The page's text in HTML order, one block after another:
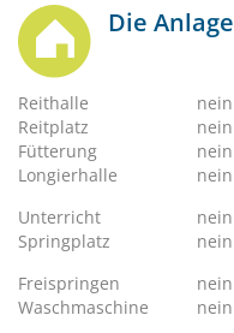
Die Anlage
Reithalle
nein
Reitplatz
nein
Fütterung
nein
Longierhalle
nein
Unterricht
nein
Springplatz
nein
Freispringen
nein
Waschmaschine
nein